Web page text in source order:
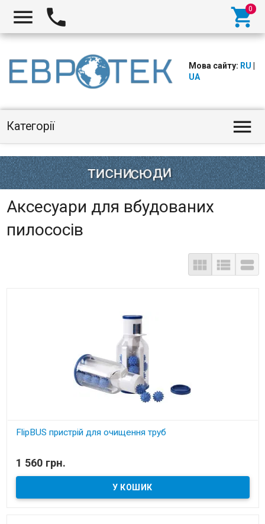
  
Мова сайту: RU
UA
Категорії 
Аксесуари для вбудованих
пилососів
  
FlipBUS пристрій для очищення труб
1 560 грн.